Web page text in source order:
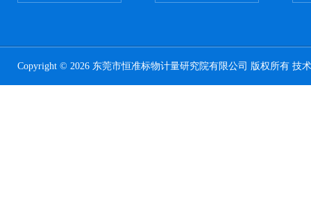
Copyright © 2026 东莞市恒准标物计量研究院有限公司 版权所有 技